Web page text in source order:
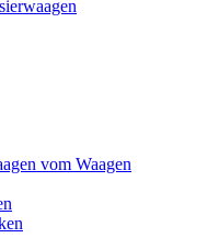
vom Waagen